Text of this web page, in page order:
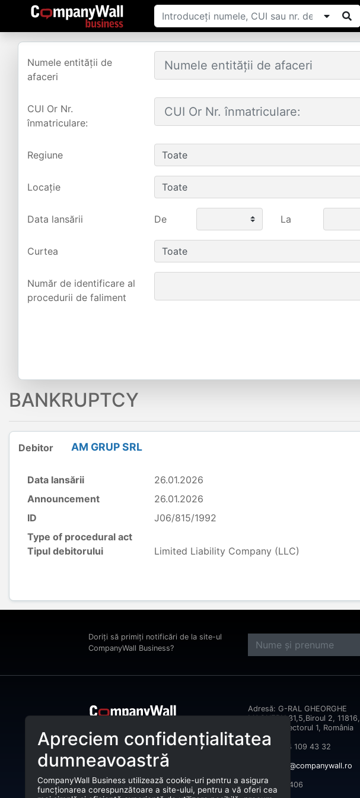
Numele entității de
afaceri
CUI Or Nr.
înmatriculare:
Regiune
Locație
Data lansării De La
Curtea
Număr de identificare al
procedurii de faliment
BANKRUPTCY
Debitor AM GRUP SRL
Data lansării
26.01.2026
Announcement
26.01.2026
ID
J06/815/1992
Type of procedural act
Tipul debitorului
Limited Liability Company (LLC)
Doriți să primiți notificări de la site-ul
CompanyWall Business?
CompanyWall Business ajută entitățile
de afaceri încă din anul 2025 să își
îmbunătățească activitatea prin
identificarea și conectarea cu clienții
potriviți.
Adresă: G-RAL GHEORGHE
MAGHERU,31,5,Biroul 2, 11816,
Bucureşti Sectorul 1, România
Telefon: 074 109 43 32
info@companywall.ro
CUI: 52665406
Apreciem confidențialitatea
dumneavoastră
CompanyWall Business utilizează cookie-uri pentru a asigura
funcționarea corespunzătoare a site-ului, pentru a vă oferi cea